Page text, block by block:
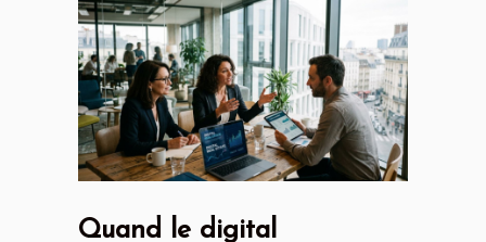
Quand le digital